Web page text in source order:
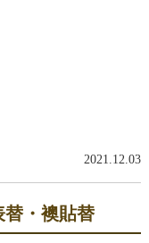
2021.12.03
替・襖貼替